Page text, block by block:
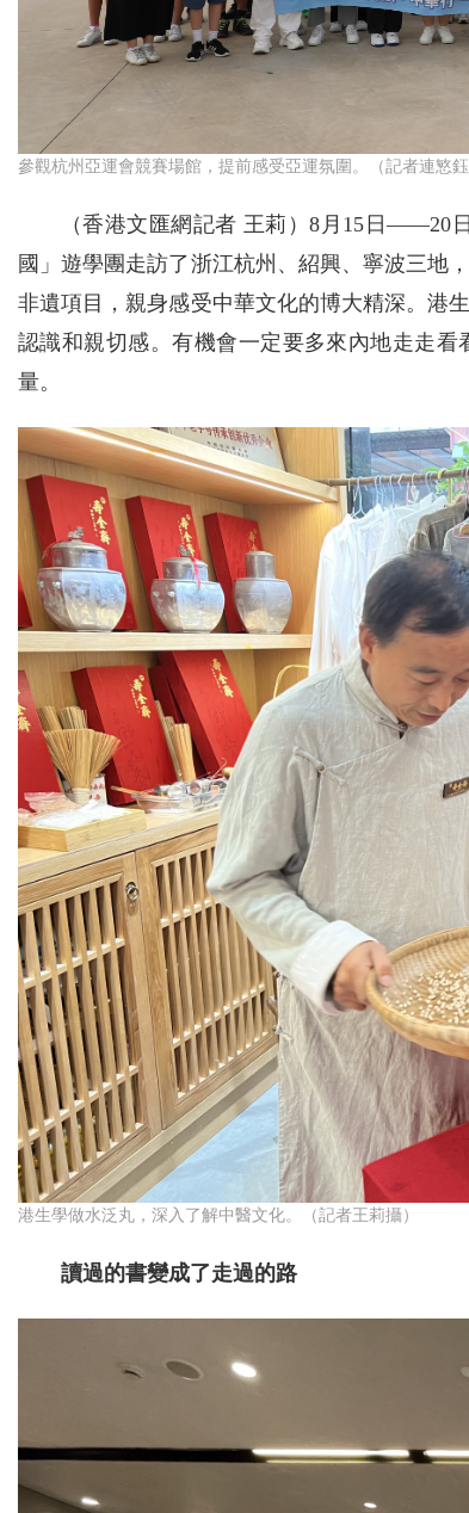
參觀杭州亞運會競賽場館，提前感受亞運氛圍。（記者連慜鈺
（香港文匯網記者 王莉）8月15日——20
國」遊學團走訪了浙江杭州、紹興、寧波三地
非遺項目，親身感受中華文化的博大精深。港
認識和親切感。有機會一定要多來內地走走
量。
港生學做水泛丸，深入了解中醫文化。（記者王莉攝）
讀過的書變成了走過的路